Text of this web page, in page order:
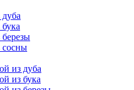
сосны
из дуба
из бука